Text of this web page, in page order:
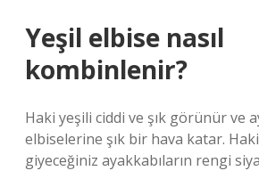
Yeşil elbise nasıl
kombinlenir?
Haki yeşili ciddi ve şık görünür ve
elbiselerine şık bir hava katar.
giyeceğiniz ayakkabıların rengi